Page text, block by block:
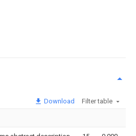
Download Filter table